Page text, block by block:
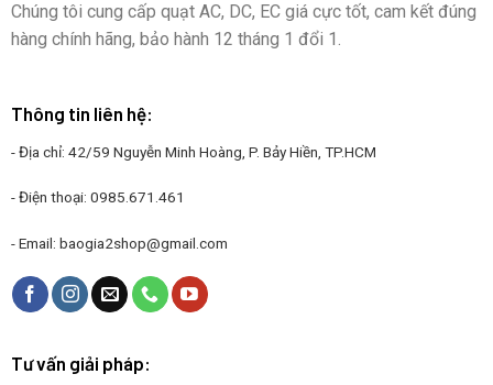
Chúng tôi cung cấp quạt AC, DC, EC giá cực tốt, cam kết đúng
hàng chính hãng, bảo hành 12 tháng 1 đổi 1.
Thông tin liên hệ:
- Địa chỉ: 42/59 Nguyễn Minh Hoàng, P. Bảy Hiền, TP.HCM
- Điện thoại: 0985.671.461
- Email: baogia2shop@gmail.com
Tư vấn giải pháp: